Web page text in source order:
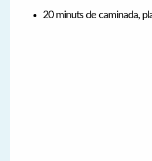
20 minuts de caminada,